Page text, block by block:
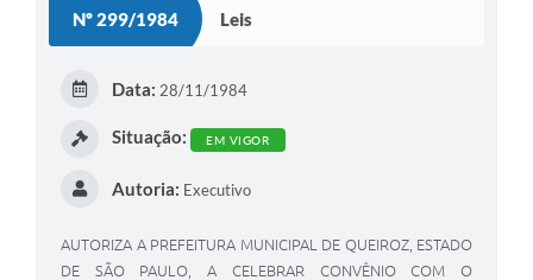
Nº 299/1984 Leis
Data: 28/11/1984
Situação: EM VIGOR
Autoria: Executivo
AUTORIZA A PREFEITURA MUNICIPAL DE QUEIROZ, ESTADO
DE SÃO PAULO, A CELEBRAR CONVÊNIO COM O